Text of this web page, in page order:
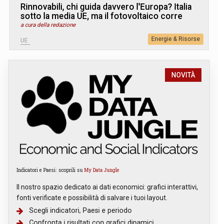
Rinnovabili, chi guida davvero l'Europa? Italia
sotto la media UE, ma il fotovoltaico corre
a cura della redazione
UE Energie & Risorse
NOVITÀ
Indicatori e Paesi: scoprili su My Data Jungle
Il nostro spazio dedicato ai dati economici: grafici interattivi,
fonti verificate e possibilità di salvare i tuoi layout.
Scegli indicatori, Paesi e periodo
Confronta i risultati con grafici dinamici